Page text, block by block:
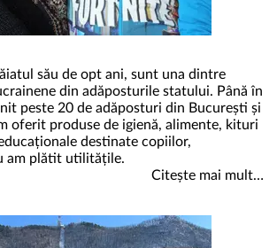
său de opt ani, sunt una dintre
din adăposturile statului. Până în
peste 20 de adăposturi din București și
oferit produse de igienă, alimente, kituri
destinate copiilor,
am plătit utilitățile.
Citește mai mult…